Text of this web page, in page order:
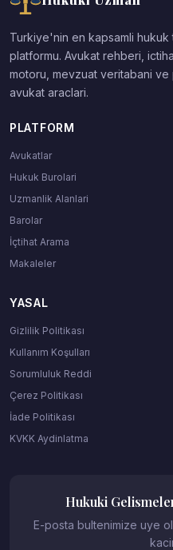
Turkiye'nin en kapsamli hukuk
platformu. Avukat rehberi,
motoru, mevzuat veritabani
avukat araclari.
PLATFORM
Avukatlar
Hukuk Burolari
Uzmanlik Alanlari
Barolar
İçtihat Arama
Makaleler
YASAL
Gizlilik Politikası
Kullanım Koşulları
Sorumluluk Reddi
Çerez Politikası
İade Politikası
KVKK Aydinlatma
Hukuki
E-posta bultenimize uye